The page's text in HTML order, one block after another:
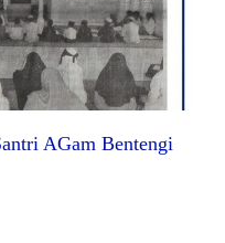
AGam Bentengi